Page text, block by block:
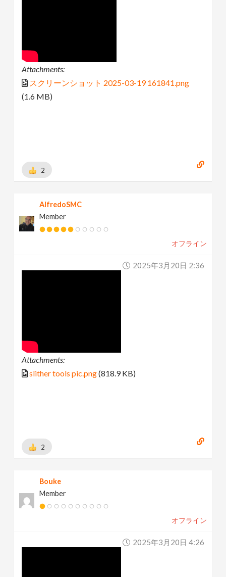
Attachments:
スクリーンショット 2025-03-19 161841.png
(1.6 MB)
2
AlfredoSMC
Member
オフライン
2025年3月20日 2:36
Attachments:
slither tools pic.png(818.9 KB)
2
Bouke
Member
オフライン
2025年3月20日 4:26